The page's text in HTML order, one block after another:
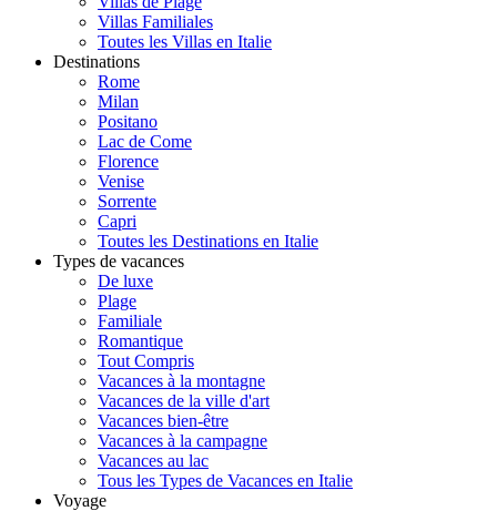
Villas Familiales
Toutes les Villas en Italie
Destinations
Rome
Milan
Positano
Lac de Come
Florence
Venise
Sorrente
Capri
Toutes les Destinations en Italie
Types de vacances
De luxe
Plage
Familiale
Romantique
Tout Compris
Vacances à la montagne
Vacances de la ville d'art
Vacances bien-être
Vacances à la campagne
Vacances au lac
Tous les Types de Vacances en Italie
Voyage